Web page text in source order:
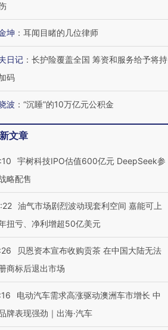
的吸金
”？
毒品
第四届链博
技“链”接产
坤 ： 耳闻目睹的几位律师
日记 ： 长护险覆盖全国 筹资和服务给予将持
码
波 ： “沉睡”的10万亿元公积金
文章
宇树科技IPO估值600亿元 DeepSeek参
略配售
油气市场剧烈波动现套利空间 嘉能可上
扭亏、净利增超50亿美元
贝恩资本宣布收购贡茶 在中国大陆无法
商标后退出市场
电动汽车需求高涨驱动澳洲车市增长 中
牌表现强劲｜出海·汽车